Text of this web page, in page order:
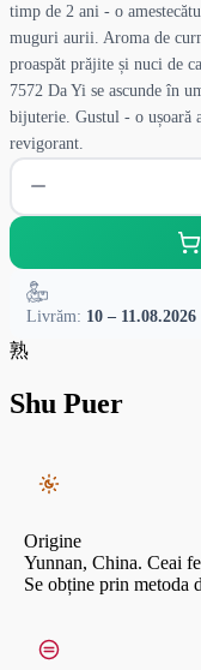
timp de 2 ani - o
muguri aurii. Aroma de
proaspăt prăjite și nuci de
7572 Da Yi se ascunde în
bijuterie. Gustul - o ușoară
revigorant.
Livrăm: 10 – 11.08.2026
熟
Shu Puer
Origine
Yunnan, China. Ceai
Se obține prin metoda